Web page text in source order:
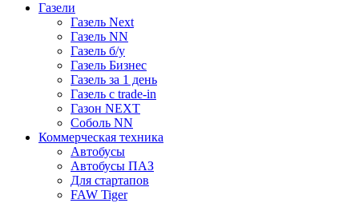
Газели
Газель Next
Газель NN
Газель б/у
Газель Бизнес
Газель за 1 день
Газель с trade-in
Газон NEXT
Соболь NN
Коммерческая техника
Автобусы
Автобусы ПАЗ
Для стартапов
FAW Tiger